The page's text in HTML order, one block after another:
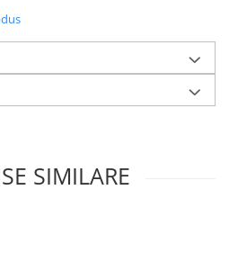
SIMILARE